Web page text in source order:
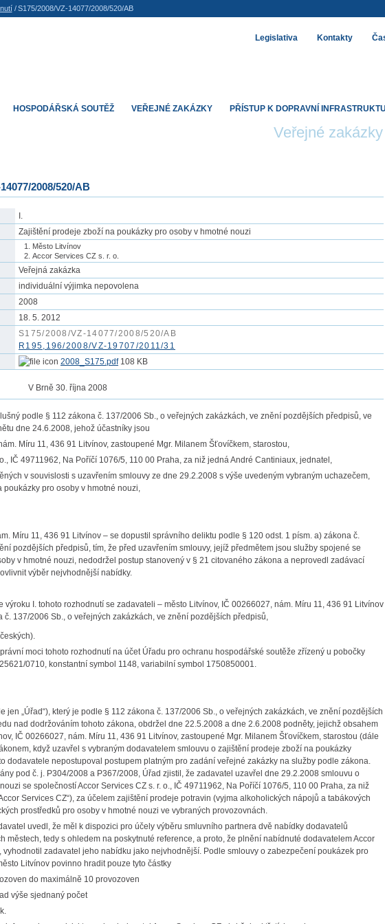
Veřejné zakázky
2008/520/AB
I.
Zajištění prodeje zboží na poukázky pro osoby v hmotné nouzi
Město Litvínov
Accor Services CZ s. r. o.
Veřejná zakázka
individuální výjimka nepovolena
2008
18. 5. 2012
S175/2008/VZ-14077/2008/520/AB
R195,196/2008/VZ-19707/2011/31
2008_S175.pdf108 KB
V Brně 30. října 2008
podle § 112 zákona č. 137/2006 Sb., o veřejných zakázkách, ve znění pozdějších předpisů, ve
dne 24.6.2008, jehož účastníky jsou
Míru 11, 436 91 Litvínov, zastoupené Mgr. Milanem Šťovíčkem, starostou,
IČ 49711962, Na Poříčí 1076/5, 110 00 Praha, za niž jedná André Cantiniaux, jednatel,
v souvislosti s uzavřením smlouvy ze dne 29.2.2008 s výše uvedeným vybraným uchazečem,
pro osoby v hmotné nouzi,
Míru 11, 436 91 Litvínov – se dopustil správního deliktu podle § 120 odst. 1 písm. a) zákona č.
pozdějších předpisů, tím, že před uzavřením smlouvy, jejíž předmětem jsou služby spojené se
v hmotné nouzi, nedodržel postup stanovený v § 21 citovaného zákona a neprovedl zadávací
výběr nejvhodnější nabídky.
I. tohoto rozhodnutí se zadavateli – město Litvínov, IČ 00266027, nám. Míru 11, 436 91 Litvínov
137/2006 Sb., o veřejných zakázkách, ve znění pozdějších předpisů,
moci tohoto rozhodnutí na účet Úřadu pro ochranu hospodářské soutěže zřízený u pobočky
0710, konstantní symbol 1148, variabilní symbol 1750850001.
jen „Úřad“), který je podle § 112 zákona č. 137/2006 Sb., o veřejných zakázkách, ve znění pozdějších
nad dodržováním tohoto zákona, obdržel dne 22.5.2008 a dne 2.6.2008 podněty, jejichž obsahem
IČ 00266027, nám. Míru 11, 436 91 Litvínov, zastoupené Mgr. Milanem Šťovíčkem, starostou (dále
když uzavřel s vybraným dodavatelem smlouvu o zajištění prodeje zboží na poukázky
dodavatele nepostupoval postupem platným pro zadání veřejné zakázky na služby podle zákona.
pod č. j. P304/2008 a P367/2008, Úřad zjistil, že zadavatel uzavřel dne 29.2.2008 smlouvu o
se společností Accor Services CZ s. r. o., IČ 49711962, Na Poříčí 1076/5, 110 00 Praha, za niž
Services CZ“), za účelem zajištění prodeje potravin (vyjma alkoholických nápojů a tabákových
prostředků pro osoby v hmotné nouzi ve vybraných provozovnách.
uvedl, že měl k dispozici pro účely výběru smluvního partnera dvě nabídky dodavatelů
městech, tedy s ohledem na poskytnuté reference, a proto, že plnění nabídnuté dodavatelem Accor
zadavatel jeho nabídku jako nejvhodnější. Podle smlouvy o zabezpečení poukázek pro
Litvínov povinno hradit pouze tyto částky
do maximálně 10 provozoven
výše sjednaný počet
HOSPODÁŘSKÁ SOUTĚŽ VEŘEJNÉ ZAKÁZKY PŘÍSTUP K DOPRAVNÍ
Legislativa Kontakty
/ S175/2008/VZ-14077/2008/520/AB